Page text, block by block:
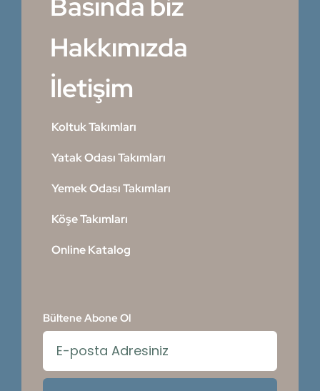
Hakkımızda
İletişim
Koltuk Takımları
Yatak Odası Takımları
Yemek Odası Takımları
Köşe Takımları
Online Katalog
Bültene Abone Ol